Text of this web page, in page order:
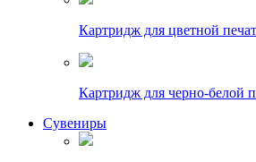
Картридж для цветной
Картридж для черно-белой
Сувениры